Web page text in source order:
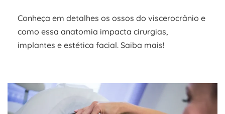
Conheça em detalhes os ossos do viscerocrânio e
como essa anatomia impacta cirurgias,
implantes e estética facial. Saiba mais!